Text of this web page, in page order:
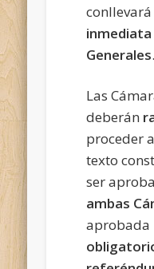
conllevará
Generales.
Las
deberán
proceder
texto
ser
ambas
aprobada